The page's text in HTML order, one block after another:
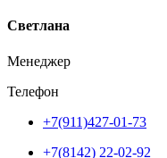
Светлана
Менеджер
Телефон
+7(911)427-01-73
+7(8142) 22-02-92